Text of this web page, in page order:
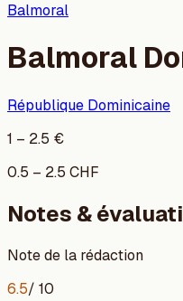
Balmoral
Balmoral
République Dominicaine
1 – 2.5 €
0.5 – 2.5 CHF
Notes &
Note de la rédaction
6.5/ 10